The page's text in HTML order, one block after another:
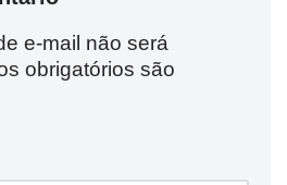
e-mail não será
obrigatórios são